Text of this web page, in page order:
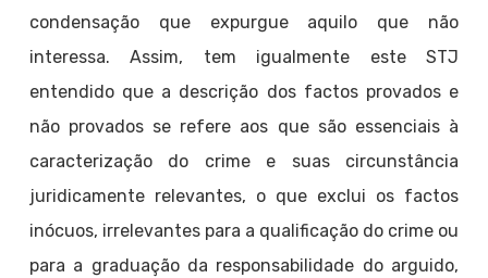
condensação que expurgue aquilo que não
interessa. Assim, tem igualmente este STJ
entendido que a descrição dos factos provados e
não provados se refere aos que são essenciais à
caracterização do crime e suas circunstância
juridicamente relevantes, o que exclui os factos
inócuos, irrelevantes para a qualificação do crime ou
para a graduação da responsabilidade do arguido,